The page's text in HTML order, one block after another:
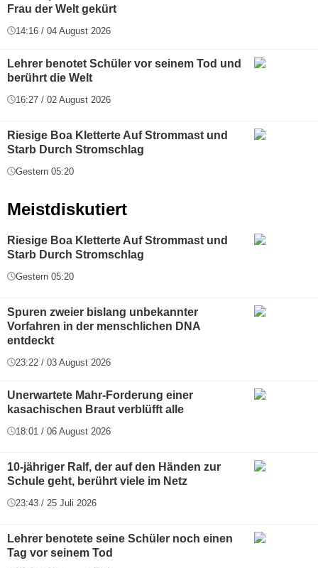
Frau der Welt gekürt
14:16 / 04 August 2026
Lehrer benotet Schüler vor seinem Tod und
berührt die Welt
16:27 / 02 August 2026
Riesige Boa Kletterte Auf Strommast und
Starb Durch Stromschlag
Gestern 05:20
Meistdiskutiert
Riesige Boa Kletterte Auf Strommast und
Starb Durch Stromschlag
Gestern 05:20
Spuren zweier bislang unbekannter
Vorfahren in der menschlichen DNA
entdeckt
23:22 / 03 August 2026
Unerwartete Mahr-Forderung einer
kasachischen Braut verblüfft alle
18:01 / 06 August 2026
10-jähriger Ralf, der auf den Händen zur
Schule geht, berührt viele im Netz
23:43 / 25 Juli 2026
Lehrer benotete seine Schüler noch einen
Tag vor seinem Tod